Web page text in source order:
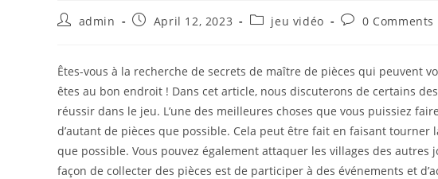
Postadmin
PostApril 12, 2023
Postjeu vidéo
Post0 Comments
Êtes-vous à la recherche de secrets de maître de pièces qui peuvent
êtes au bon endroit ! Dans cet article, nous discuterons de certains
réussir dans le jeu. L’une des meilleures choses que vous puissiez
d’autant de pièces que possible. Cela peut être fait en faisant
que possible. Vous pouvez également attaquer les villages des
façon de collecter des pièces est de participer à des événements et